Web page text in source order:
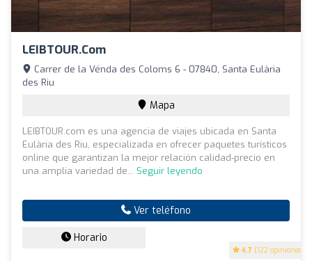
LEIBTOUR.com
4.7 (122 opiniones)
Carrer de la Vénda des Coloms 6 - 07840, Santa Eulària
des Riu
Mapa
LEIBTOUR.com es una agencia de viajes ubicada en Santa
Eulària des Riu, especializada en ofrecer paquetes turísticos
online que garantizan la mejor relación calidad-precio en
una amplia variedad de... Seguir leyendo
Ver teléfono
Horario